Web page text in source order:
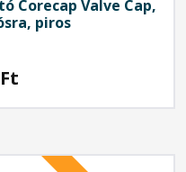
Corecap Valve Cap,
piros
Ft